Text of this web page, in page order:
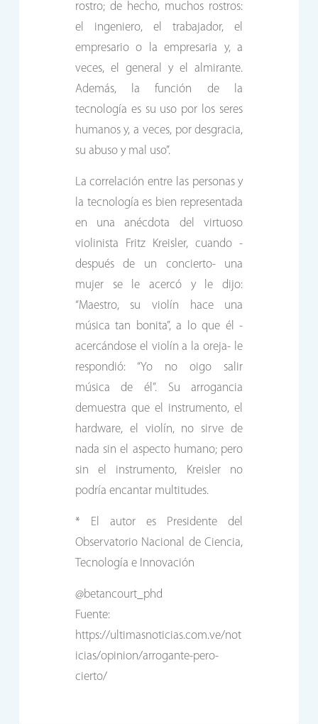
rostro; de hecho, muchos rostros:
el ingeniero, el trabajador, el
empresario o la empresaria y, a
veces, el general y el almirante.
Además, la función de la
tecnología es su uso por los seres
humanos y, a veces, por desgracia,
su abuso y mal uso”.
La correlación entre las personas y
la tecnología es bien representada
en una anécdota del virtuoso
violinista Fritz Kreisler, cuando -
después de un concierto- una
mujer se le acercó y le dijo:
“Maestro, su violín hace una
música tan bonita”, a lo que él -
acercándose el violín a la oreja- le
respondió: “Yo no oigo salir
música de él”. Su arrogancia
demuestra que el instrumento, el
hardware, el violín, no sirve de
nada sin el aspecto humano; pero
sin el instrumento, Kreisler no
podría encantar multitudes.
* El autor es Presidente del
Observatorio Nacional de Ciencia,
Tecnología e Innovación
@betancourt_phd
Fuente:
https://ultimasnoticias.com.ve/not
icias/opinion/arrogante-pero-
cierto/